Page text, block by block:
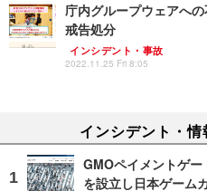
庁内グループウェアへ
戒告処分
インシデント・事故
2022.11.25 Fri 8:05
インシデント・
GMOペイメントゲー
を設立し日本ゲーム